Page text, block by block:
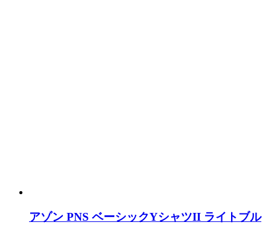
アゾン PNS ベーシックYシャツII ライトブル